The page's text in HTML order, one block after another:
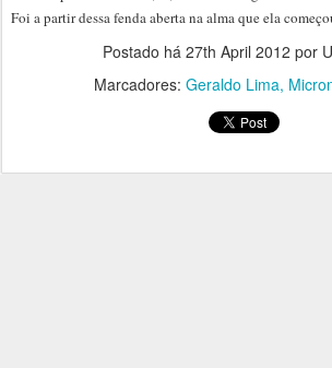
Foi a partir dessa fenda aberta na alma que ela
Postado há 27th April 2012 por
Marcadores: Geraldo Lima